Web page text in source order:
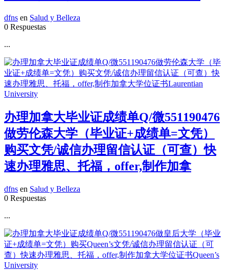
dfns en Salud y Belleza
0 Respuestas
...
办理加拿大毕业证成绩单Q/微551190476
做劳伦森大学（毕业证+成绩单=文凭）
购买文凭/诚信办理留信认证（可查）快
速办理雅思、托福，offer,制作加拿
dfns en Salud y Belleza
0 Respuestas
...